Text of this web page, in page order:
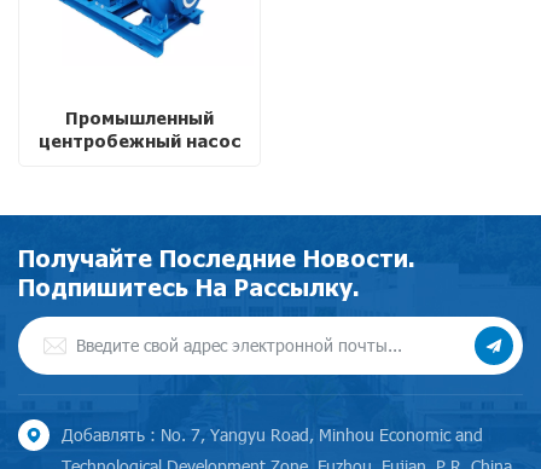
Промышленный
центробежный насос
Получайте Последние Новости.
Подпишитесь На Рассылку.
Добавлять : No. 7, Yangyu Road, Minhou Economic and